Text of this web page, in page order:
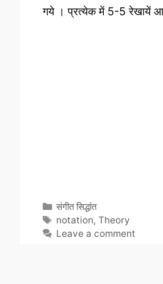
गये । प्रत्येक में 5-5 रेखायें
Categories
संगीत सिद्धांत
Tags
notation, Theory
Leave a comment